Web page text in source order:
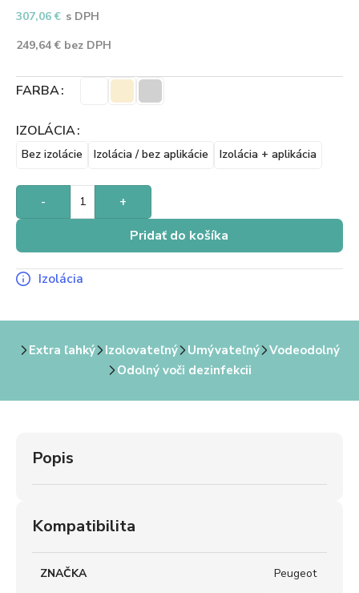
307,06€ s DPH
249,64€ bez DPH
FARBA
IZOLÁCIA
Bez izolácie Izolácia / bez aplikácie Izolácia + aplikácia
- +
Pridať do košíka
Izolácia
Extra ľahký Izolovateľný Umývateľný
Vodeodolný
Odolný voči dezinfekcii
Popis
Kompatibilita
ZNAČKA Peugeot